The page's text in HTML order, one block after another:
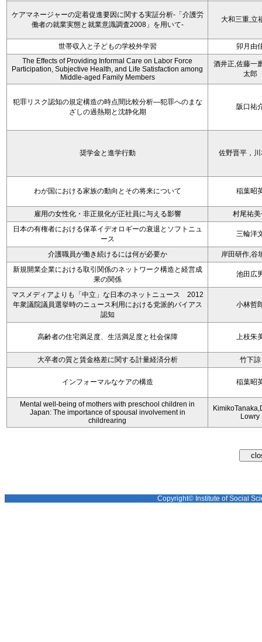
ケアマネージャーの定着促進要因に関する実証分析-「介護労
働者の就業実態と就業意識調査2008」を用いて-
大和三重,立
世帯収入と子どもの学校外学習
卯月由
The Effects of Providing Informal Care on Labor Force
Participation, Subjective Health, and Life Satisfaction among
Middle-aged Family Members
酒井正,佐藤一
太郎
犯罪リスク認知の規定構造の時点間比較分析―犯罪へのまな
ざしの過熱期と沈静化期
阪口祐
奨学金と進学行動 佐野晋平，
わが国における家族の動向とその将来について 稲葉昭
雇用の女性化・非正規化が正社員に与える影響
村尾祐美
日本の有権者における保革イデオロギーの衰退とソフトニュ
ース
三輪洋
介護職員が働き続けるには何が必要か
岸田研作,谷
新規開業企業における取引関係のネットワーク構造と経営成
果の関係
池田広
マスメディアよりも「中立」な日本のネットニュース 2012
年衆議院議員選挙時のニュース利用における党派的バイアス
認知
小林哲
高齢者の住宅満足度、生活満足度と社会保障 上枝朱
大卒者の質と賃金格差に関する計量経済分析 竹下諒
インフォーマルなケアの構造 稲葉昭
Mental well-being of mothers with preschool children in
Japan: The importance of spousal involvement in
childrearing
Lowry
Copyright© Institute of Social